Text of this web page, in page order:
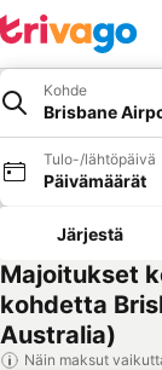
Kohde
Brisbane
Tulo-/lähtöpäivä
Päivämäärät
Järjestä
Majoitukset
kohdetta
Australia)
Näin maksut